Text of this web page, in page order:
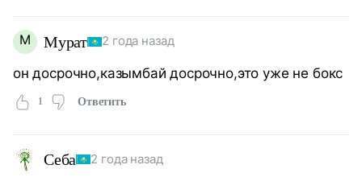
М Мурат 2 года назад
он досрочно,казымбай досрочно,это уже не бокс
1 Ответить
Себа 2 года назад